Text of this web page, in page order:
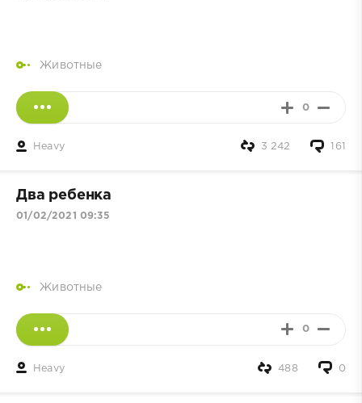
Животные
0
Heavy 161
3 242
Два ребенка
01/02/2021 09:35
Животные
0
Heavy 0
488